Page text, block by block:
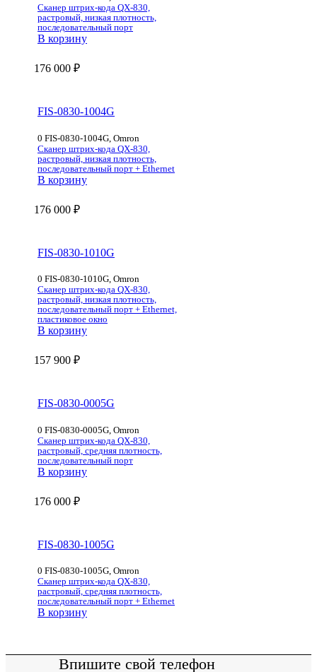
Сканер штрих-кода QX-830,
растровый, низкая плотность,
последовательный порт
В корзину
176 000 ₽
FIS-0830-1004G
0 FIS-0830-1004G, Omron
Сканер штрих-кода QX-830,
растровый, низкая плотность,
последовательный порт + Ethernet
В корзину
176 000 ₽
FIS-0830-1010G
0 FIS-0830-1010G, Omron
Сканер штрих-кода QX-830,
растровый, низкая плотность,
последовательный порт + Ethernet,
пластиковое окно
В корзину
157 900 ₽
FIS-0830-0005G
0 FIS-0830-0005G, Omron
Сканер штрих-кода QX-830,
растровый, средняя плотность,
последовательный порт
В корзину
176 000 ₽
FIS-0830-1005G
0 FIS-0830-1005G, Omron
Сканер штрих-кода QX-830,
растровый, средняя плотность,
последовательный порт + Ethernet
В корзину
Впишите свой телефон